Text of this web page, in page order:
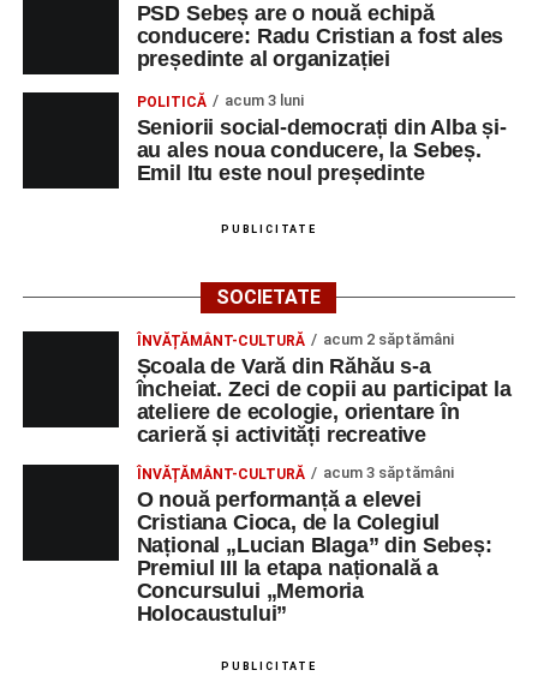
PSD Sebeș are o nouă echipă
conducere: Radu Cristian a fost ales
președinte al organizației
POLITICĂ acum 3 luni
Seniorii social-democrați din Alba și-
au ales noua conducere, la Sebeș.
Emil Itu este noul președinte
PUBLICITATE
SOCIETATE
ÎNVĂȚĂMÂNT-CULTURĂ acum 2 săptămâni
Școala de Vară din Răhău s-a
încheiat. Zeci de copii au participat la
ateliere de ecologie, orientare în
carieră și activități recreative
ÎNVĂȚĂMÂNT-CULTURĂ acum 3 săptămâni
O nouă performanță a elevei
Cristiana Cioca, de la Colegiul
Național „Lucian Blaga” din Sebeș:
Premiul III la etapa națională a
Concursului „Memoria
Holocaustului”
PUBLICITATE